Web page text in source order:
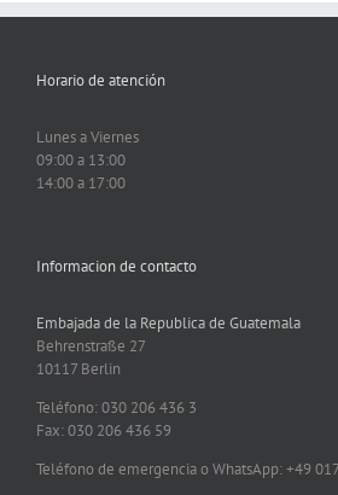
Horario de atención
Lunes a Viernes
09:00 a 13:00
14:00 a 17:00
Informacion de contacto
Embajada de la Republica de Guatemala
Behrenstraße 27
10117 Berlin
Teléfono: 030 206 436 3
Fax: 030 206 436 59
Teléfono de emergencia o WhatsApp: +49